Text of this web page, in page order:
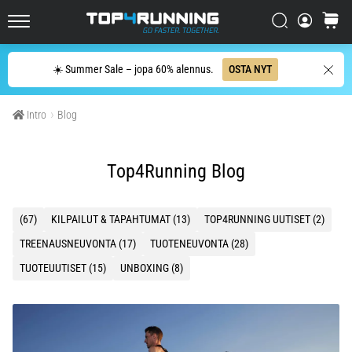
☀️ Summer Sale – jopa 60% alennus. OSTA NYT
Etsi
pehmustettuihin
maantie-
5. 8. 2026
polvikipuun
aikana
ja
jälkeen
Intro Blog
Top4Running Blog
(67) KILPAILUT & TAPAHTUMAT (13)
TOP4RUNNING UUTISET (2)
TREENAUSNEUVONTA (17)
TUOTENEUVONTA (28)
TUOTEUUTISET (15)
UNBOXING (8)